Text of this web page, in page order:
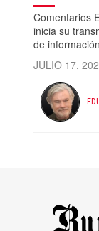
Comentarios
inicia su
de
JULIO 17,